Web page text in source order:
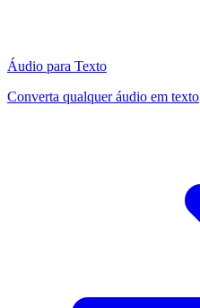
Áudio para Texto
Converta qualquer áudio em texto